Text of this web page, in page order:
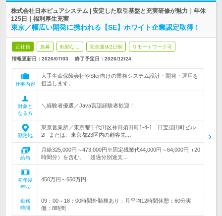
株式会社日本ピュアシステム | 安定した取引基盤と充実研修が魅力｜年休
125日｜福利厚生充実
東京／幅広い開発に携われる【SE】ホワイト企業認定取得！
正社員 急募 転勤なし 完全週休2日制 リモートワーク可
情報更新日：2026/07/03 終了予定日： 2026/12/24
仕事内容
大手生命保険会社やSIer向けの業務システム設計・開発・運用を
担当します。
対象と
なる方
＼経験者優遇／Java言語経験者歓迎！
勤務地
東京営業所／東京都千代田区神田須田町1-4-1 日宝須田町ビル
2F または、東京都23区内の顧客先…
給与
月給325,000円～473,000円※固定残業代44,000円～64,000円（20
時間分）を含む。 超過分別途支…
初年度
年収
450万円～650万円
勤務
時間
09：00～18：00時間外勤務あり：月平均12時間休憩：60分実
働：8時間